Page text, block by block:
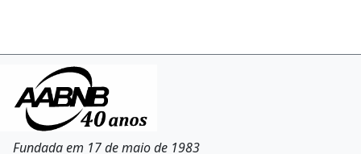
Fundada em 17 de maio de 1983